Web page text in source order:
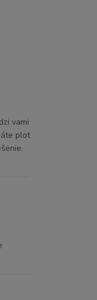
vami
plot